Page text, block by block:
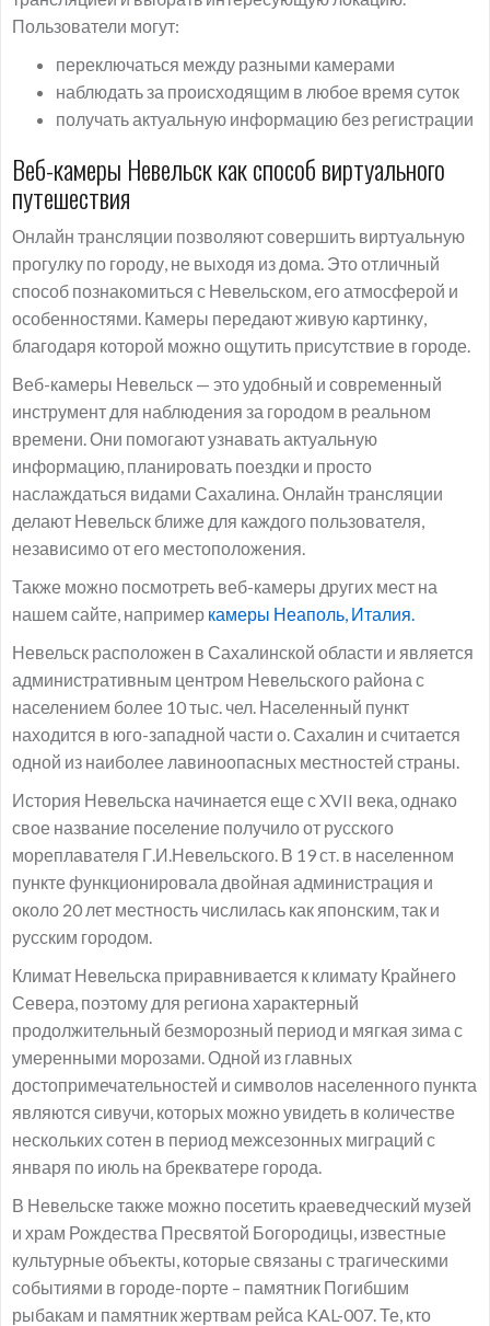
Пользователи могут:
переключаться между разными камерами
наблюдать за происходящим в любое время суток
получать актуальную информацию без регистрации
Веб-камеры Невельск как способ виртуального
путешествия
Онлайн трансляции позволяют совершить виртуальную
прогулку по городу, не выходя из дома. Это отличный
способ познакомиться с Невельском, его атмосферой и
особенностями. Камеры передают живую картинку,
благодаря которой можно ощутить присутствие в городе.
Веб-камеры Невельск — это удобный и современный
инструмент для наблюдения за городом в реальном
времени. Они помогают узнавать актуальную
информацию, планировать поездки и просто
наслаждаться видами Сахалина. Онлайн трансляции
делают Невельск ближе для каждого пользователя,
независимо от его местоположения.
Также можно посмотреть веб-камеры других мест на
нашем сайте, например камеры Неаполь, Италия.
Невельск расположен в Сахалинской области и является
административным центром Невельского района с
населением более 10 тыс. чел. Населенный пункт
находится в юго-западной части о. Сахалин и считается
одной из наиболее лавиноопасных местностей страны.
История Невельска начинается еще с XVII века, однако
свое название поселение получило от русского
мореплавателя Г.И.Невельского. В 19 ст. в населенном
пункте функционировала двойная администрация и
около 20 лет местность числилась как японским, так и
русским городом.
Климат Невельска приравнивается к климату Крайнего
Севера, поэтому для региона характерный
продолжительный безморозный период и мягкая зима с
умеренными морозами. Одной из главных
достопримечательностей и символов населенного пункта
являются сивучи, которых можно увидеть в количестве
нескольких сотен в период межсезонных миграций с
января по июль на брекватере города.
В Невельске также можно посетить краеведческий музей
и храм Рождества Пресвятой Богородицы, известные
культурные объекты, которые связаны с трагическими
событиями в городе-порте – памятник Погибшим
рыбакам и памятник жертвам рейса KAL-007. Те, кто